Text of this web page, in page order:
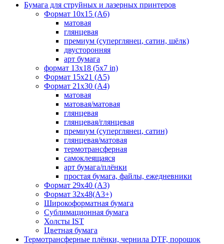
Бумага для струйных и лазерных принтеров
Формат 10х15 (A6)
матовая
глянцевая
премиум (суперглянец, сатин, шёлк)
двусторонняя
арт бумага
формат 13x18 (5x7 in)
Формат 15х21 (A5)
Формат 21х30 (А4)
матовая
матовая/матовая
глянцевая
глянцевая/глянцевая
премиум (суперглянец, сатин)
глянцевая/матовая
термотрансферная
самоклеящаяся
арт бумага/плёнки
простая бумага, файлы, ежедневники
Формат 29х40 (А3)
Формат 32х48(А3+)
Широкоформатная бумага
Сублимационная бумага
Холсты IST
Цветная бумага
Термотрансферные плёнки, чернила DTF, порошок